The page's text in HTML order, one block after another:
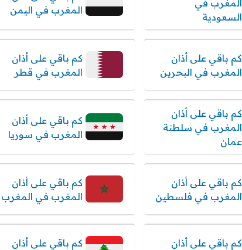
المغرب في
السعودية
المغرب في اليمن
كم باقي على أذان
المغرب في البحرين
كم باقي على أذان
المغرب في قطر
كم باقي على أذان
المغرب في سلطنة
عمان
كم باقي على أذان
المغرب في سوريا
كم باقي على أذان
المغرب في فلسطين
كم باقي على أذان
المغرب في المغرب
كم باقي على أذان
كم باقي على أذان